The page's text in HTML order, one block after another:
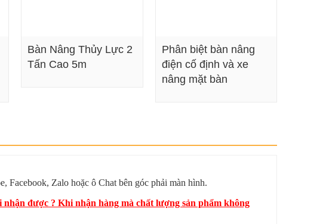
Bàn Nâng Thủy Lực 2
Tấn Cao 5m
Xem chi tiết
Phân biệt bàn nâng
điện cố định và xe
nâng mặt bàn
Facebook, Zalo hoặc ô Chat bên góc phải màn hình.
được ? Khi nhận hàng mà chất lượng sản phẩm không